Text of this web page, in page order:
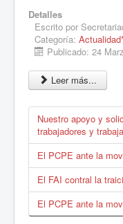
Detalles
Escrito por
Categoría:
Publicado: 24
Leer más...
Nuestro apoyo y
trabajadores y
El PCPE ante la
El FAI contral la
El PCPE ante la